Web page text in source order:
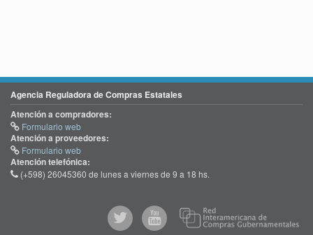
Agencia Reguladora de Compras Estatales
Atención a compradores:
Formulario web
Atención a proveedores:
Formulario web
Atención telefónica:
(+598) 26045360 de lunes a viernes de 9 a 18 hs.
@comprasgubuy
ACCE